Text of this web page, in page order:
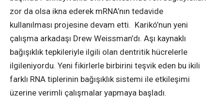
zor da olsa ikna ederek mRNA’nın tedavide
kullanılması projesine devam etti. Karikó’nun yeni
çalışma arkadaşı Drew Weissman’dı. Aşı kaynaklı
bağışıklık tepkileriyle ilgili olan dentritik hücrelerle
ilgileniyordu. Yeni fikirlerle birbirini teşvik eden bu ikili
farklı RNA tiplerinin bağışıklık sistemi ile etkileşimi
üzerine verimli çalışmalar yapmaya başladı.